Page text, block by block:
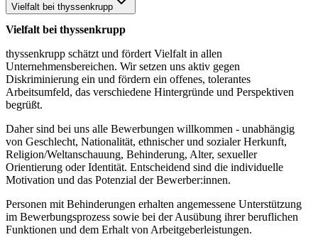
Vielfalt bei thyssenkrupp
Vielfalt bei thyssenkrupp
thyssenkrupp schätzt und fördert Vielfalt in allen
Unternehmensbereichen. Wir setzen uns aktiv gegen
Diskriminierung ein und fördern ein offenes, tolerantes
Arbeitsumfeld, das verschiedene Hintergründe und Perspektiven
begrüßt.
Daher sind bei uns alle Bewerbungen willkommen - unabhängig
von Geschlecht, Nationalität, ethnischer und sozialer Herkunft,
Religion/Weltanschauung, Behinderung, Alter, sexueller
Orientierung oder Identität. Entscheidend sind die individuelle
Motivation und das Potenzial der Bewerber:innen.
Personen mit Behinderungen erhalten angemessene Unterstützung
im Bewerbungsprozess sowie bei der Ausübung ihrer beruflichen
Funktionen und dem Erhalt von Arbeitgeberleistungen.